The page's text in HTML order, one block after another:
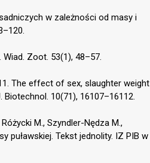
w zależności od masy i
Zoot. 53(1), 48–57.
The effect of sex, slaughter weight
10(71), 16107–16112.
M., Szyndler-Nędza M.,
puławskiej. Tekst jednolity. IZ PIB w